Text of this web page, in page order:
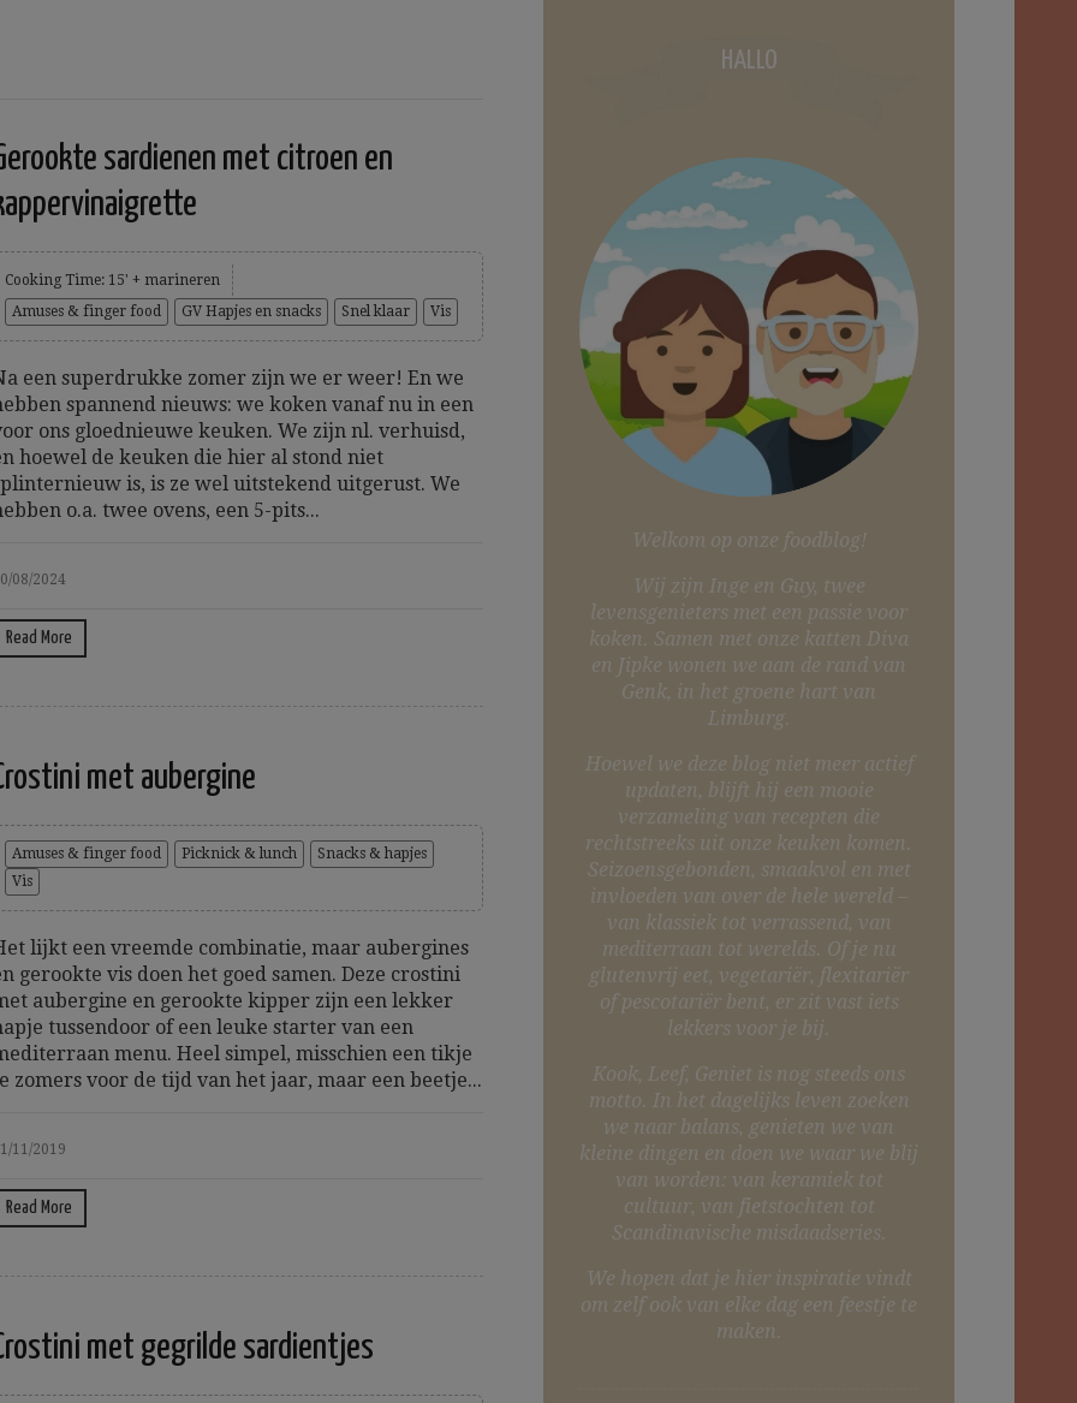
sardienen met citroen en
Cooking Time: 15' + marineren
Amuses & finger food
GV Hapjes en snacks Snel klaar Vis
een superdrukke zomer zijn we er weer! En we
spannend nieuws: we koken vanaf nu in een
ons gloednieuwe keuken. We zijn nl. verhuisd,
hoewel de keuken die hier al stond niet
is, is ze wel uitstekend uitgerust. We
o.a. twee ovens, een 5-pits...
08/2024
Read More
met aubergine
Amuses & finger food Picknick & lunch
Snacks & hapjes
Vis
lijkt een vreemde combinatie, maar aubergines
gerookte vis doen het goed samen. Deze crostini
aubergine en gerookte kipper zijn een lekker
tussendoor of een leuke starter van een
menu. Heel simpel, misschien een tikje
zomers voor de tijd van het jaar, maar een beetje...
11/2019
Read More
met gegrilde sardientjes
HALLO
Welkom op onze foodblog!
Wij zijn Inge en Guy, twee
levensgenieters met een passie voor
koken. Samen met onze katten Diva
en Jipke wonen we aan de rand van
Genk, in het groene hart van
Limburg.
Hoewel we deze blog niet meer actief
updaten, blijft hij een mooie
verzameling van recepten die
rechtstreeks uit onze keuken komen.
Seizoensgebonden, smaakvol en met
invloeden van over de hele wereld –
van klassiek tot verrassend, van
mediterraan tot werelds. Of je nu
glutenvrij eet, vegetariër, flexitariër
of pescotariër bent, er zit vast iets
lekkers voor je bij.
Kook, Leef, Geniet is nog steeds ons
motto. In het dagelijks leven zoeken
we naar balans, genieten we van
kleine dingen en doen we waar we blij
van worden: van keramiek tot
cultuur, van fietstochten tot
Scandinavische misdaadseries.
We hopen dat je hier inspiratie vindt
om zelf ook van elke dag een feestje te
maken.